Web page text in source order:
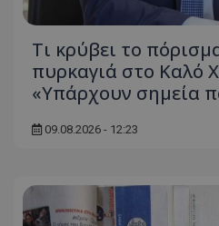
Τι κρύβει το
πυρκαγιά στο Καλό
«Υπάρχουν σημεία
09.08.2026 - 12:23